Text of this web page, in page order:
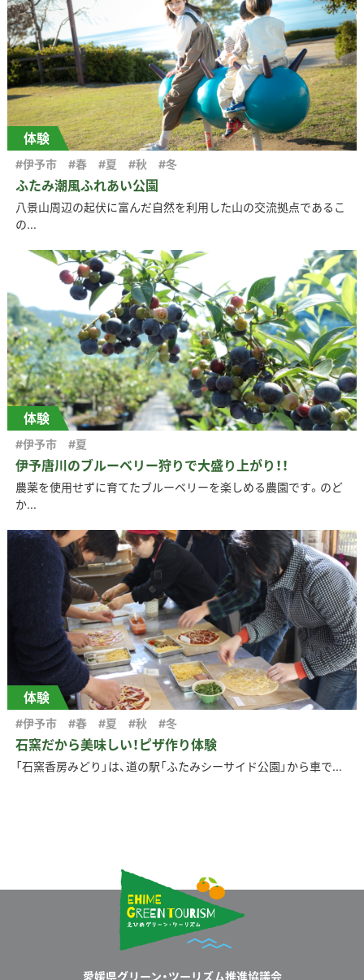
体験
ふたみ潮風ふれあい公園
#伊予市 #春 #夏 #秋 #冬
八景山周辺の起伏に富んだ自然を利用した山の交流拠点であるこ
の...
体験
伊予唐川のブルーベリー狩りで大盛り上がり！！
#伊予市 #夏
農薬を使用せずに育てたブルーベリーを楽しめる農園です。のど
か...
体験
石窯だから美味しい！ピザ作り体験
#伊予市 #春 #夏 #秋 #冬
「石窯香房みどり」は、道の駅「ふたみシーサイド公園」から車で...
愛媛県グリーン・ツーリズム推進協議会